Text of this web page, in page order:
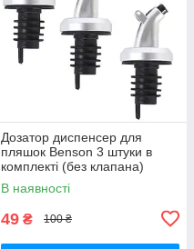
Дозатор диспенсер для
пляшок Benson 3 штуки в
комплекті (без клапана)
В наявності
49 ₴ 100 ₴